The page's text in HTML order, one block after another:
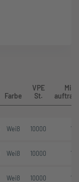
Farbe
VPE
St.
Weiß 10000
Weiß 10000
Weiß 10000